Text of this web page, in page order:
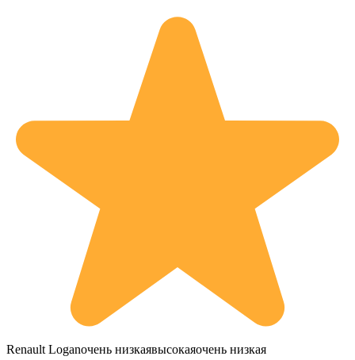
Renault Loganочень низкаявысокаяочень низкая